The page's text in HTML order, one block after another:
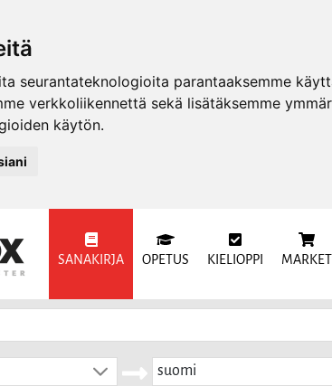
seurantateknologioita parantaaksemme
verkkoliikennettä sekä lisätäksemme
käytön.
SANAKIRJA OPETUS KIELIOPPI MARKET
suomi